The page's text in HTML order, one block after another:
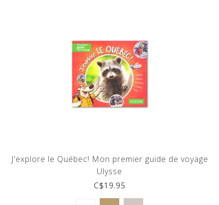
J'explore le Québec! Mon premier guide de voyage
Ulysse
C$19.95